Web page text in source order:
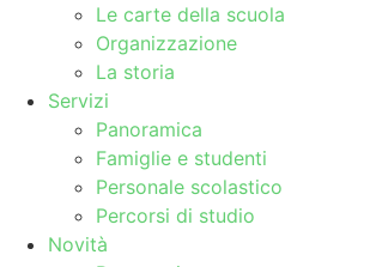
Le carte della scuola
Organizzazione
La storia
Servizi
Panoramica
Famiglie e studenti
Personale scolastico
Percorsi di studio
Novità